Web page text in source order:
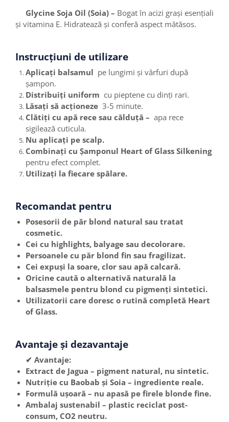
Glycine Soja Oil (Soia) – Bogat în acizi grași esențiali
și vitamina E. Hidratează și conferă aspect mătăsos.
Instrucțiuni de utilizare
Aplicați balsamul pe lungimi și vârfuri după
șampon.
Distribuiți uniform cu pieptene cu dinți rari.
Lăsați să acționeze 3-5 minute.
Clătiți cu apă rece sau călduță – apa rece
sigilează cuticula.
Nu aplicați pe scalp.
Combinați cu Șamponul Heart of Glass Silkening
pentru efect complet.
Utilizați la fiecare spălare.
Recomandat pentru
Posesorii de păr blond natural sau tratat
cosmetic.
Cei cu highlights, balyage sau decolorare.
Persoanele cu păr blond fin sau fragilizat.
Cei expuși la soare, clor sau apă calcară.
Oricine caută o alternativă naturală la
balsasmele pentru blond cu pigmenți sintetici.
Utilizatorii care doresc o rutină completă Heart
of Glass.
Avantaje și dezavantaje
✔ Avantaje:
Extract de Jagua – pigment natural, nu sintetic.
Nutriție cu Baobab și Soia – ingrediente reale.
Formulă ușoară – nu apasă pe firele blonde fine.
Ambalaj sustenabil – plastic reciclat post-
consum, CO2 neutru.